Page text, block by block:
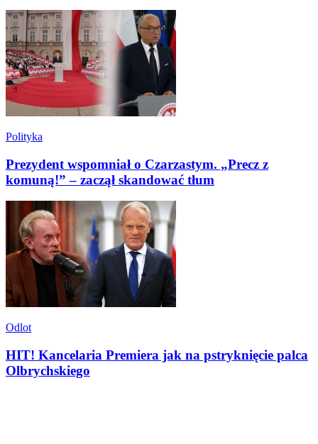
Polityka
Prezydent wspomniał o Czarzastym. „Precz z
komuną!” – zaczął skandować tłum
Odlot
HIT! Kancelaria Premiera jak na pstryknięcie palca
Olbrychskiego